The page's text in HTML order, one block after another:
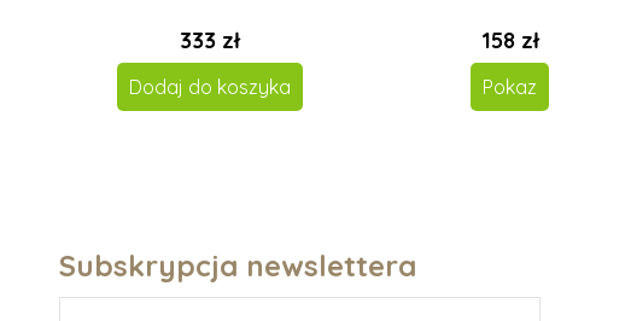
333 zł
Dodaj do koszyka
158 zł
Pokaz
Subskrypcja newslettera